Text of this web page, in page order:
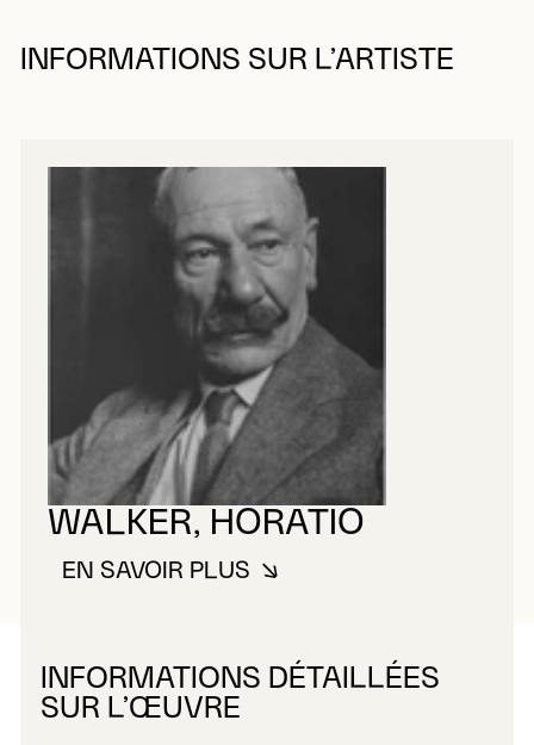
INFORMATIONS SUR L’ARTISTE
WALKER, HORATIO
EN SAVOIR PLUSÀ PROPOS DE WALKER,
INFORMATIONS DÉTAILLÉES
SUR L’ŒUVRE